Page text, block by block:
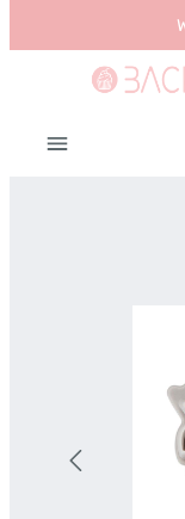
Zum Hauptinhalt